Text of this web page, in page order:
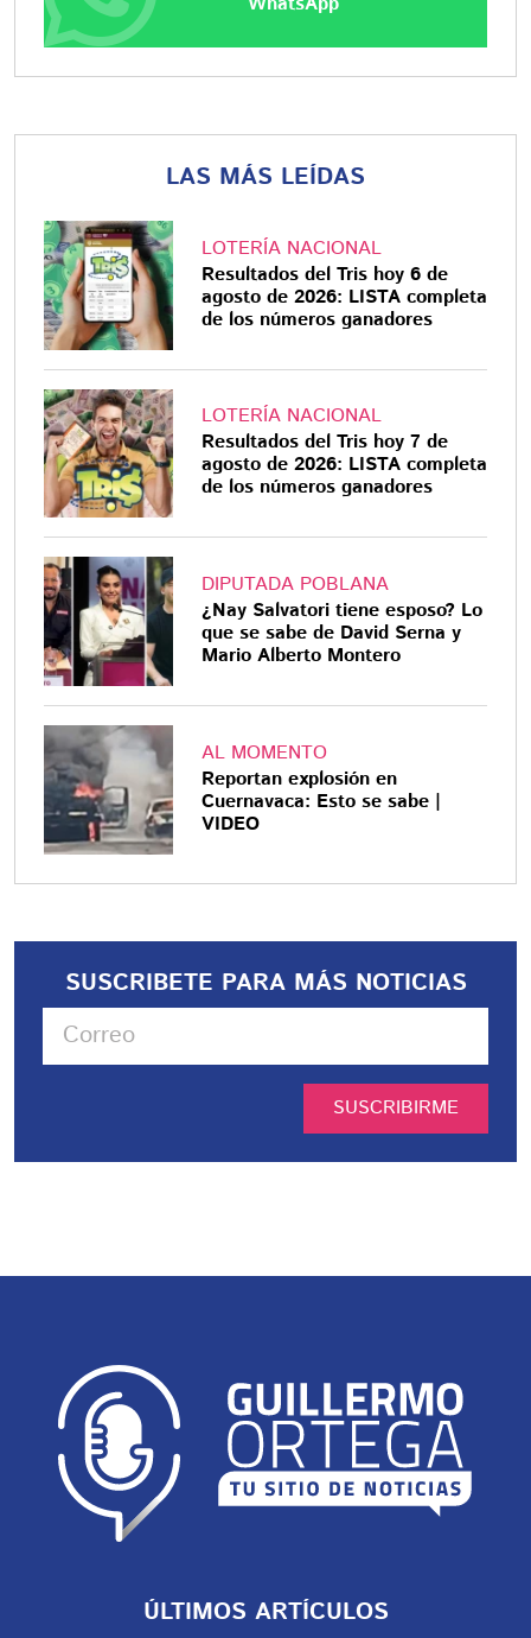
LAS MÁS LEÍDAS
LOTERÍA NACIONAL
Resultados del Tris hoy 6 de
agosto de 2026: LISTA completa
de los números ganadores
LOTERÍA NACIONAL
Resultados del Tris hoy 7 de
agosto de 2026: LISTA completa
de los números ganadores
DIPUTADA POBLANA
¿Nay Salvatori tiene esposo? Lo
que se sabe de David Serna y
Mario Alberto Montero
AL MOMENTO
Reportan explosión en
Cuernavaca: Esto se sabe |
VIDEO
SUSCRIBETE PARA MÁS NOTICIAS
SUSCRIBIRME
ÚLTIMOS ARTÍCULOS